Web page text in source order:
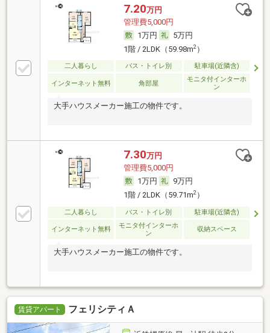
7.20万円
管理費5,000円
1万円
5万円
1階 / 2LDK（59.98m2）
二人暮らし バス・トイレ別 駐車場(近隣含)
インターネット無料 角部屋
モニタ付インターホ
ン
大手ハウスメーカー施工の物件です。
7.30万円
管理費5,000円
1万円
9万円
1階 / 2LDK（59.71m2）
二人暮らし バス・トイレ別 駐車場(近隣含)
インターネット無料
モニタ付インターホ
ン
収納スペース
大手ハウスメーカー施工の物件です。
賃貸アパート フェリシティＡ